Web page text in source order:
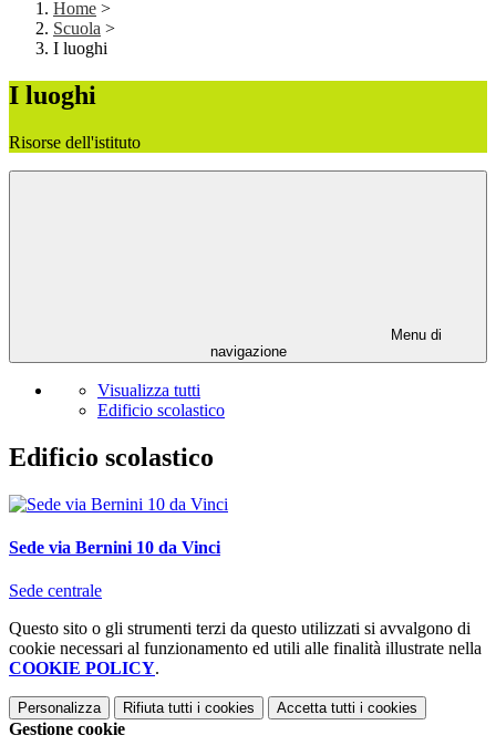
Home >
Scuola >
I luoghi
I luoghi
Risorse dell'istituto
Menu di
navigazione
Visualizza tutti
Edificio scolastico
Edificio scolastico
Sede via Bernini 10 da Vinci
Sede centrale
Questo sito o gli strumenti terzi da questo utilizzati si avvalgono di
cookie necessari al funzionamento ed utili alle finalità illustrate nella
COOKIE POLICY.
Personalizza Rifiuta tutti i cookies Accetta tutti i cookies
Gestione cookie